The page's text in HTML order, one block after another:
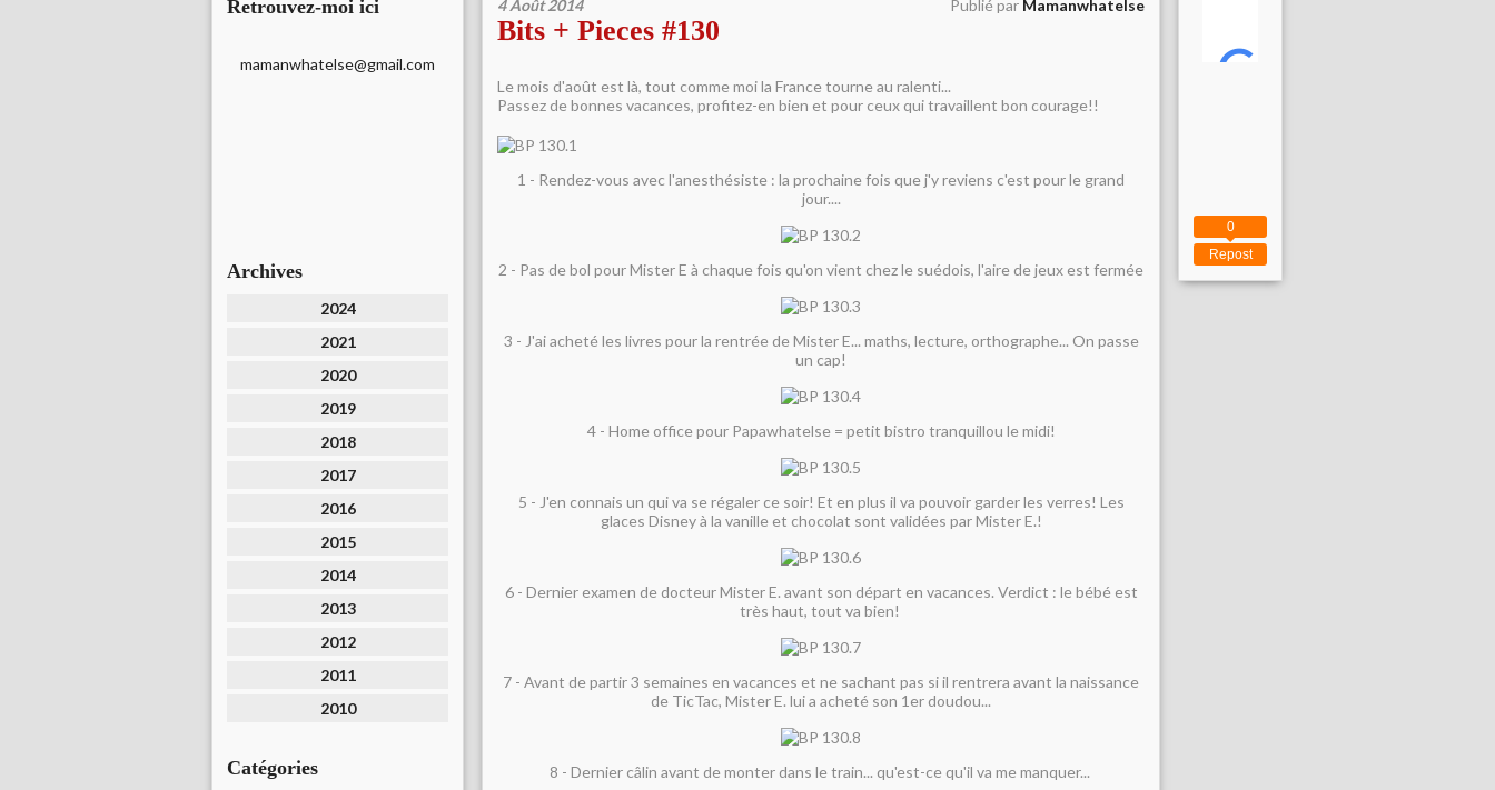
Retrouvez-moi ici
mamanwhatelse@gmail.com
Archives
2024
2021
2020
2019
2018
2017
2016
2015
2014
2013
2012
2011
2010
Catégories
4 Août 2014 Publié par Mamanwhatelse
Bits + Pieces #130
Le mois d'août est là, tout comme moi la France tourne au ralenti...
Passez de bonnes vacances, profitez-en bien et pour ceux qui travaillent bon courage!!
1 - Rendez-vous avec l'anesthésiste : la prochaine fois que j'y reviens c'est pour le grand
jour....
2 - Pas de bol pour Mister E à chaque fois qu'on vient chez le suédois, l'aire de jeux est fermée
3 - J'ai acheté les livres pour la rentrée de Mister E... maths, lecture, orthographe... On passe
un cap!
4 - Home office pour Papawhatelse = petit bistro tranquillou le midi!
5 - J'en connais un qui va se régaler ce soir! Et en plus il va pouvoir garder les verres! Les
glaces Disney à la vanille et chocolat sont validées par Mister E.!
6 - Dernier examen de docteur Mister E. avant son départ en vacances. Verdict : le bébé est
très haut, tout va bien!
7 - Avant de partir 3 semaines en vacances et ne sachant pas si il rentrera avant la naissance
de TicTac, Mister E. lui a acheté son 1er doudou...
8 - Dernier câlin avant de monter dans le train... qu'est-ce qu'il va me manquer...
Repost
0